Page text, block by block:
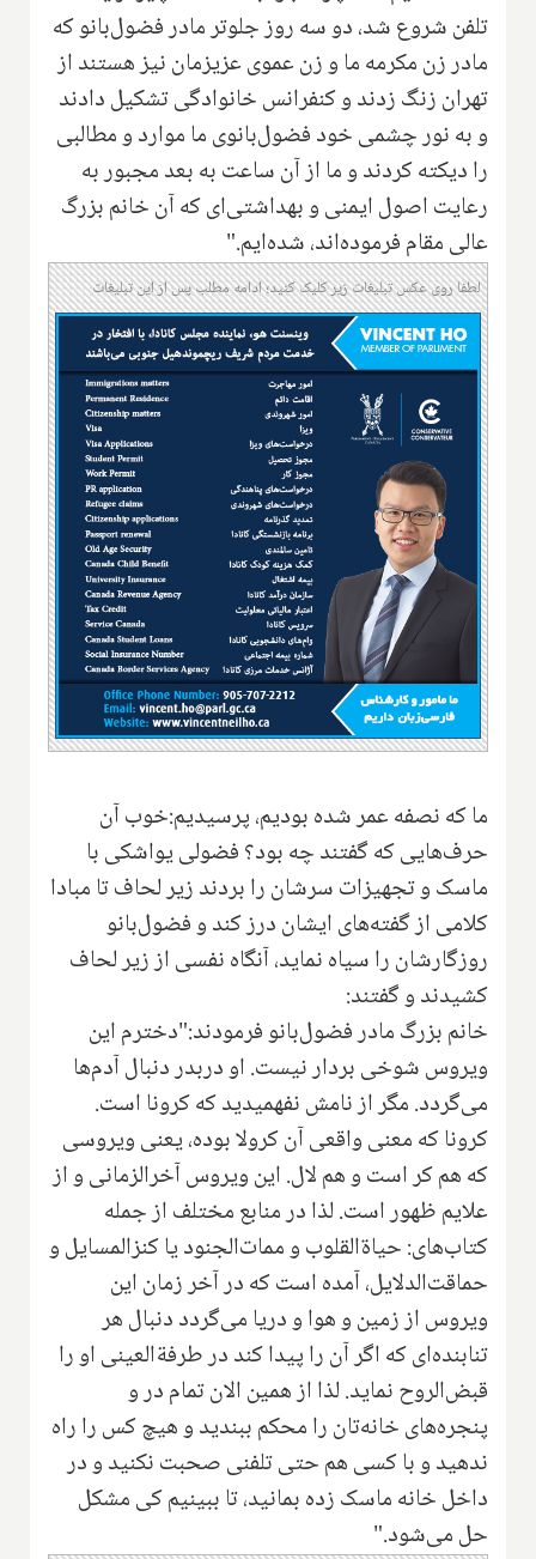
تلفن شروع شد، دو سه روز جلوتر مادر فضول‌بانو که
مادر زن مکرمه ما و زن عموی عزیزمان نیز هستند از
تهران زنگ زدند و کنفرانس خانوادگی تشکیل دادند
و به نور چشمی خود فضول‌بانوی ما موارد و مطالبی
را دیکته کردند و ما از آن ساعت به بعد مجبور به
رعایت اصول ایمنی و بهداشتی‌ای که آن خانم بزرگ
عالی مقام فرموده‌اند، شد‌ه‌ایم."
لطفا روی عکس تبلیغات زیر کلیک کنید؛ ادامه مطلب پس از این تبلیغات
ما که نصفه عمر شده بودیم، پرسیدیم:خوب آن
حرف‌هایی که گفتند چه بود؟ فضولی یواشکی با
ماسک و تجهیزات سرشان را بردند زیر لحاف تا مبادا
کلامی از گفته‌های ایشان درز کند و فضول‌بانو
روزگارشان را سیاه نماید، آنگاه نفسی از زیر لحاف
کشیدند و گفتند:
خانم بزرگ مادر فضول‌بانو فرمودند:"دخترم این
ویروس شوخی بردار نیست. او دربدر دنبال آدم‌ها
می‌گردد. مگر از نامش نفهمیدید که کرونا است.
کرونا که معنی واقعی آن کرولا بوده، یعنی ویروسی
که هم کر است و هم لال. این ویروس آخرالزمانی و از
علایم ظهور است. لذا در منابع مختلف از جمله
کتاب‌های: حیاة‌القلوب و ممات‌الجنود یا کنز‌المسایل و
حماقت‌الدلایل، آمده است که در آخر زمان این
ویروس از زمین و هوا و دریا می‌گردد دنبال هر
تنابنده‌ای که اگر آن را پیدا کند در طرفة‌العینی او را
قبض‌الروح نماید. لذا از همین الان تمام در و
پنجره‌های خانه‌تان را محکم ببندید و هیچ کس را راه
ندهید و با کسی هم حتی تلفنی صحبت نکنید و در
داخل خانه ماسک زده بمانید، تا ببینیم کی مشکل
حل می‌شود."